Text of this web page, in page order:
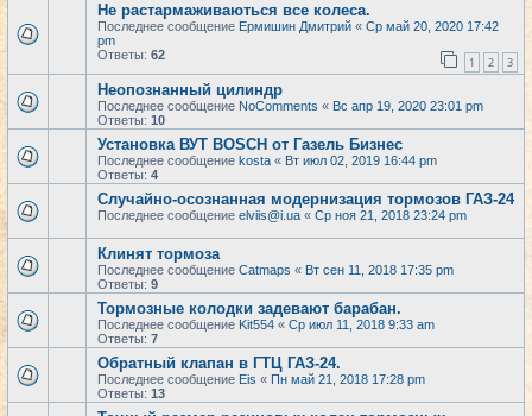
Не растармаживаються все колеса.
Последнее сообщение Ермишин Дмитрий « Ср май 20, 2020 17:42
pm
Ответы: 62 1 2 3
Неопознанный цилиндр
Последнее сообщение NoComments « Вс апр 19, 2020 23:01 pm
Ответы: 10
Установка ВУТ BOSCH от Газель Бизнес
Последнее сообщение kosta « Вт июл 02, 2019 16:44 pm
Ответы: 4
Случайно-осознанная модернизация тормозов ГАЗ-24
Последнее сообщение elviis@i.ua « Ср ноя 21, 2018 23:24 pm
Клинят тормоза
Последнее сообщение Catmaps « Вт сен 11, 2018 17:35 pm
Ответы: 9
Тормозные колодки задевают барабан.
Последнее сообщение Kit554 « Ср июл 11, 2018 9:33 am
Ответы: 7
Обратный клапан в ГТЦ ГАЗ-24.
Последнее сообщение Eis « Пн май 21, 2018 17:28 pm
Ответы: 13